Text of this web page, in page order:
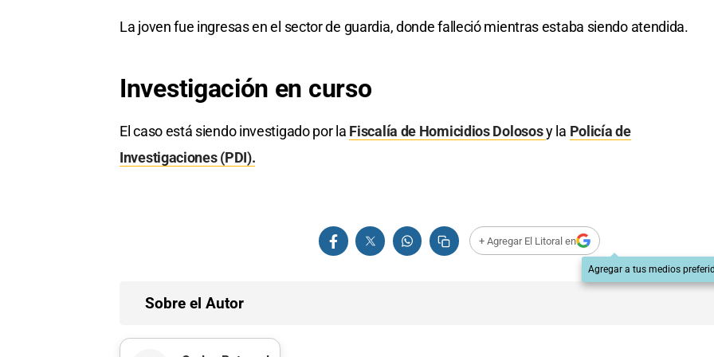
La joven fue ingresas en el sector de guardia, donde falleció mientras estaba siendo atendida.
Investigación en curso
El caso está siendo investigado por la Fiscalía de Homicidios Dolososy la Policía de
Investigaciones (PDI).
+ Agregar El Litoral en
Agregar a tus medios
Sobre el Autor